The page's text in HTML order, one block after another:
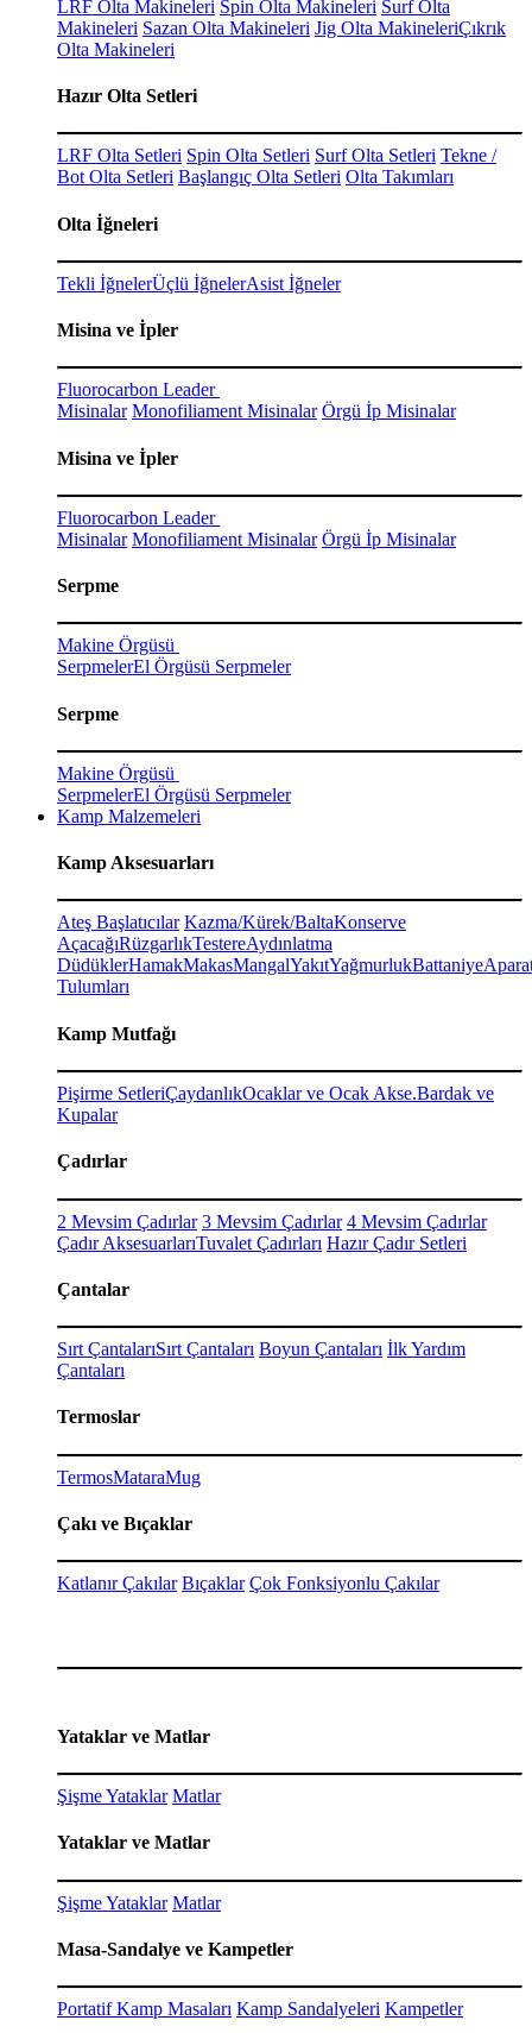
LRF Olta Makineleri Spin Olta Makineleri Surf Olta
Makineleri Sazan Olta Makineleri Jig Olta MakineleriÇıkrık
Olta Makineleri
Hazır Olta Setleri
LRF Olta Setleri Spin Olta Setleri Surf Olta Setleri Tekne /
Bot Olta Setleri Başlangıç Olta Setleri Olta Takımları
Olta İğneleri
Tekli İğnelerÜçlü İğnelerAsist İğneler
Misina ve İpler
Fluorocarbon Leader
Misinalar Monofiliament Misinalar Örgü İp Misinalar
Misina ve İpler
Fluorocarbon Leader
Misinalar Monofiliament Misinalar Örgü İp Misinalar
Serpme
Makine Örgüsü
SerpmelerEl Örgüsü Serpmeler
Serpme
Makine Örgüsü
SerpmelerEl Örgüsü Serpmeler
Kamp Malzemeleri
Kamp Aksesuarları
Ateş Başlatıcılar Kazma/Kürek/BaltaKonserve
AçacağıRüzgarlıkTestereAydınlatma
DüdüklerHamakMakasMangalYakıtYağmurlukBattaniye
Tulumları
Kamp Mutfağı
Pişirme SetleriÇaydanlıkOcaklar ve Ocak Akse.Bardak ve
Kupalar
Çadırlar
2 Mevsim Çadırlar 3 Mevsim Çadırlar 4 Mevsim Çadırlar
Çadır AksesuarlarıTuvalet Çadırları Hazır Çadır Setleri
Çantalar
Sırt ÇantalarıSırt Çantaları Boyun Çantaları İlk Yardım
Çantaları
Termoslar
TermosMataraMug
Çakı ve Bıçaklar
Katlanır Çakılar Bıçaklar Çok Fonksiyonlu Çakılar
Yataklar ve Matlar
Şişme Yataklar Matlar
Yataklar ve Matlar
Şişme Yataklar Matlar
Masa-Sandalye ve Kampetler
Portatif Kamp Masaları Kamp Sandalyeleri Kampetler